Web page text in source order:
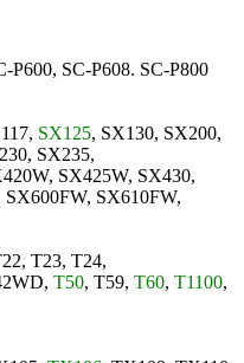
P600, SC-P608. SC-P800
SX125, SX130, SX200,
SX235,
SX425W, SX430,
SX610FW,
T23, T24,
T50, T59, T60, T1100,